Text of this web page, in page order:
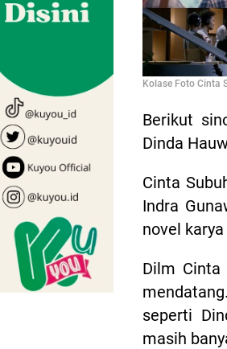
Kolase Foto Cinta
Berikut
Dinda
Cinta
Indra
novel
Dilm Cinta
seperti
masih